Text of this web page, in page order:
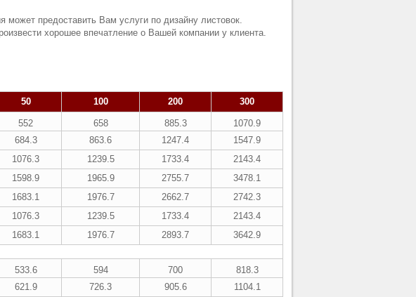
может предоставить Вам услуги по дизайну листовок.
хорошее впечатление о Вашей компании у клиента.
50 100 200
300
552 658 885.3
1070.9
684.3 863.6 1247.4
1547.9
1076.3 1239.5 1733.4
2143.4
1598.9 1965.9 2755.7
3478.1
1683.1 1976.7 2662.7
2742.3
1076.3 1239.5 1733.4
2143.4
1683.1 1976.7 2893.7 3642.9
533.6 594 700
818.3
621.9 726.3 905.6
1104.1